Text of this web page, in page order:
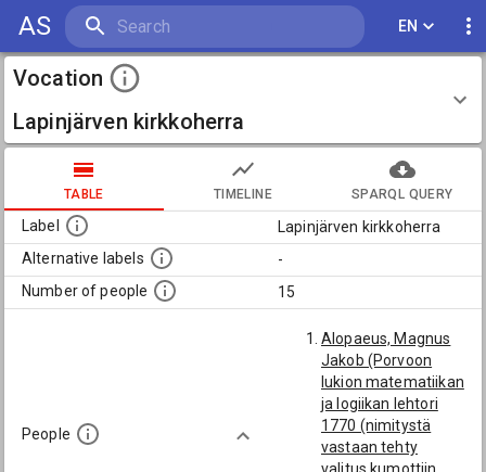
AS EN
Vocation
Lapinjärven kirkkoherra
TABLE TIMELINE SPARQL QUERY
Label
Lapinjärven kirkkoherra
Alternative labels
-
Number of people
15
People
Alopaeus, Magnus
Jakob (Porvoon
lukion matematiikan
ja logiikan lehtori
1770 (nimitystä
vastaan tehty